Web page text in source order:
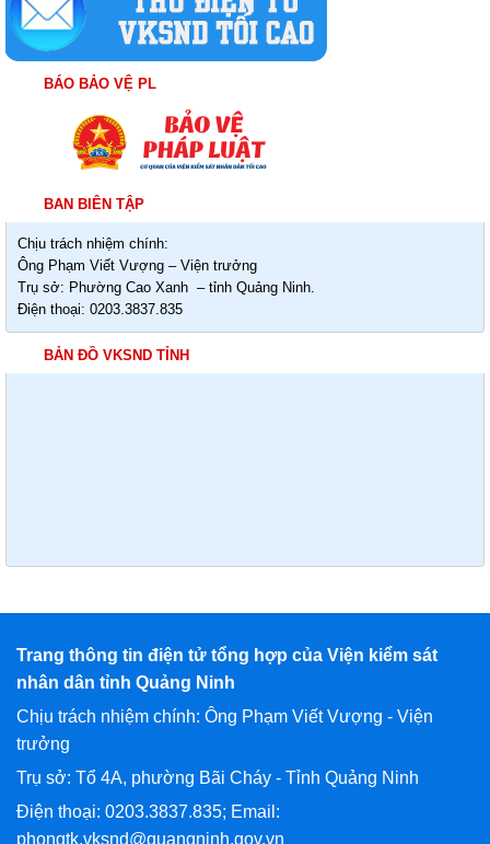
BÁO BẢO VỆ PL
BAN BIÊN TẬP
Chịu trách nhiệm chính:
Ông Phạm Viết Vượng – Viện trưởng
Trụ sở: Phường Cao Xanh – tỉnh Quảng Ninh.
Điện thoại: 0203.3837.835
BẢN ĐỒ VKSND TỈNH
Trang thông tin điện tử tổng hợp của Viện kiểm sát
nhân dân tỉnh Quảng Ninh
Chịu trách nhiệm chính: Ông Phạm Viết Vượng - Viện
trưởng
Trụ sở: Tổ 4A, phường Bãi Cháy - Tỉnh Quảng Ninh
Điện thoại: 0203.3837.835; Email:
phongtk.vksnd@quangninh.gov.vn